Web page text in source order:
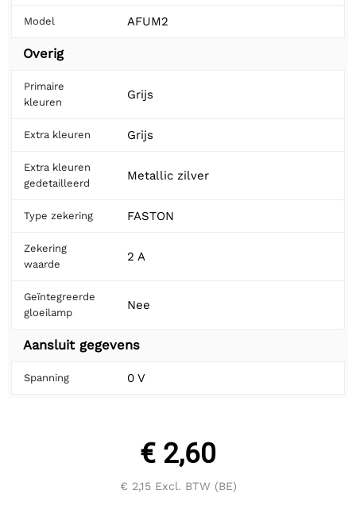
Model AFUM2
Overig
Primaire
kleuren
Grijs
Extra kleuren Grijs
Extra kleuren
gedetailleerd
Metallic zilver
Type zekering FASTON
Zekering
waarde
2 A
Geïntegreerde
gloeilamp
Nee
Aansluit gegevens
Spanning 0 V
€ 2,60
€ 2,15Excl. BTW (BE)